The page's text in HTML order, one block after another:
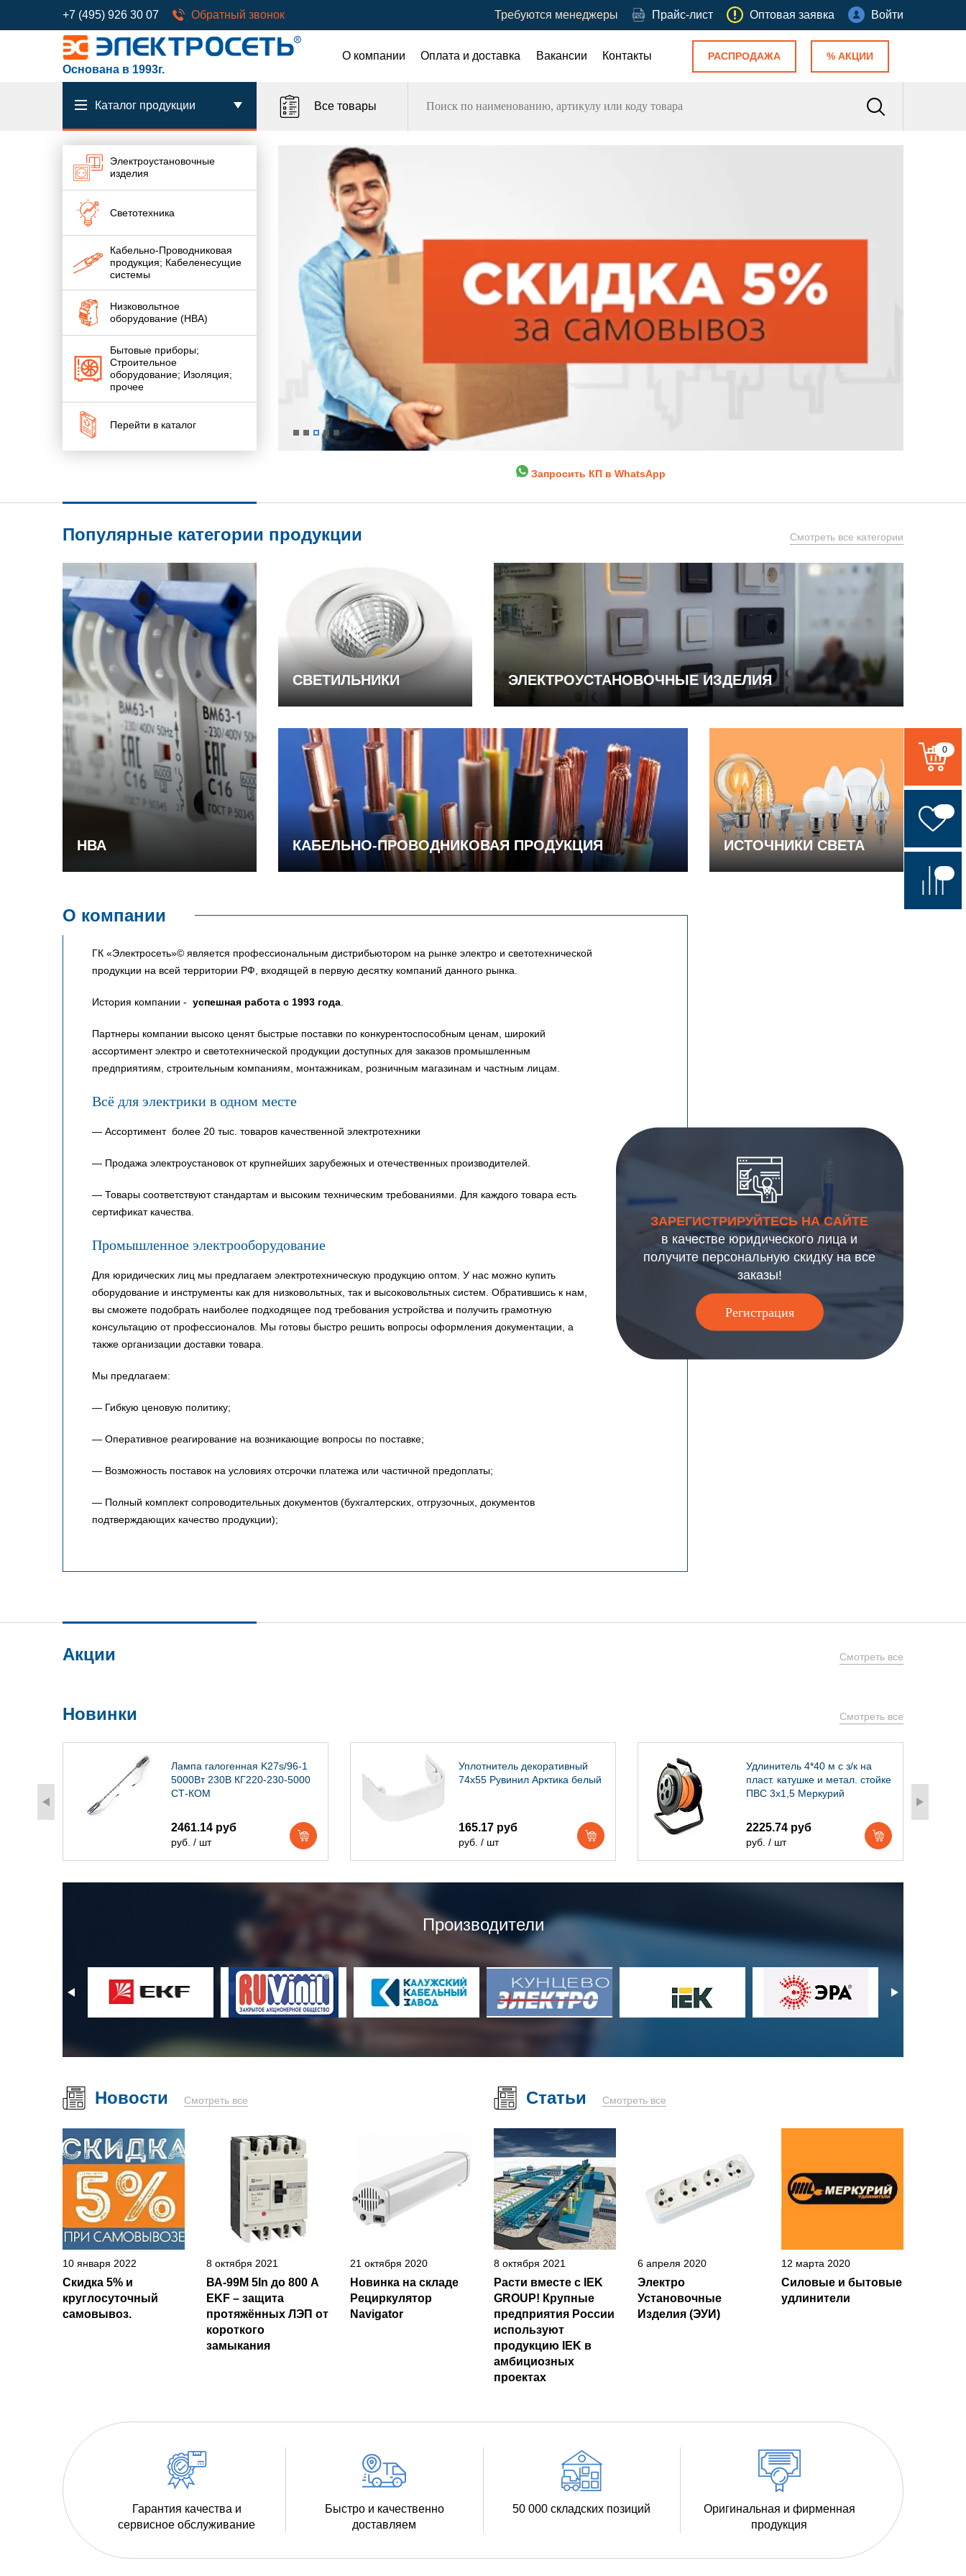
+7 (495) 926 30 07 Обратный звонок Требуются менеджеры Прайс-лист Оптовая заявка Войти
Основана в 1993г.
О компании Оплата и доставка Вакансии Контакты РАСПРОДАЖА % АКЦИИ
Каталог продукции Все товары
Электроустановочные
изделия
Светотехника
Кабельно-Проводниковая
продукция; Кабеленесущие
системы
Низковольтное
оборудование (НВА)
Бытовые приборы;
Строительное
оборудование; Изоляция;
прочее
Перейти в каталог
Запросить КП в WhatsApp
Популярные категории продукции Смотреть все категории
НВА
СВЕТИЛЬНИКИ ЭЛЕКТРОУСТАНОВОЧНЫЕ ИЗДЕЛИЯ
КАБЕЛЬНО-ПРОВОДНИКОВАЯ ПРОДУКЦИЯ ИСТОЧНИКИ СВЕТА
О компании
ГК «Электросеть»© является профессиональным дистрибьютором на рынке электро и светотехнической
продукции на всей территории РФ, входящей в первую десятку компаний данного рынка.
История компании - успешная работа с 1993 года
Партнеры компании высоко ценят быстрые поставки по конкурентоспособным ценам, широкий
ассортимент электро и светотехнической продукции доступных для заказов промышленным
предприятиям, строительным компаниям, монтажникам, розничным магазинам и частным лицам.
Всё для электрики в одном месте
— Ассортимент более 20 тыс. товаров качественной электротехники
— Продажа электроустановок от крупнейших зарубежных и отечественных производителей.
— Товары соответствуют стандартам и высоким техническим требованиями. Для каждого товара есть
сертификат качества.
Промышленное электрооборудование
Для юридических лиц мы предлагаем электротехническую продукцию оптом. У нас можно купить
оборудование и инструменты как для низковольтных, так и высоковольтных систем. Обратившись к нам,
вы сможете подобрать наиболее подходящее под требования устройства и получить грамотную
консультацию от профессионалов. Мы готовы быстро решить вопросы оформления документации, а
также организации доставки товара.
Мы предлагаем:
— Гибкую ценовую политику;
— Оперативное реагирование на возникающие вопросы по поставке;
— Возможность поставок на условиях отсрочки платежа или частичной предоплаты;
— Полный комплект сопроводительных документов (бухгалтерских, отгрузочных, документов
подтверждающих качество продукции);
ЗАРЕГИСТРИРУЙТЕСЬ НА САЙТЕ
в качестве юридического лица и
получите персональную скидку на все
заказы!
Регистрация
Акции Смотреть все
Новинки Смотреть все
Лампа галогенная K27s/96-1
5000Вт 230В КГ220-230-5000
СТ-КОМ
2461.14 руб
руб. / шт
Уплотнитель декоративный
74х55 Рувинил Арктика белый
165.17 руб
руб. / шт
Удлинитель 4*40 м с з/к на
пласт. катушке и метал. стойке
ПВС 3х1,5 Меркурий
2225.74 руб
руб. / шт
Производители
Новости Смотреть все
10 января 2022
Скидка 5% и
круглосуточный
самовывоз.
8 октября 2021
ВА-99М 5In до 800 А
EKF – защита
протяжённых ЛЭП от
короткого
замыкания
21 октября 2020
Новинка на складе
Рециркулятор
Navigator
Статьи Смотреть все
8 октября 2021
Расти вместе с IEK
GROUP! Крупные
предприятия России
используют
продукцию IEK в
амбициозных
проектах
6 апреля 2020
Электро
Установочные
Изделия (ЭУИ)
12 марта 2020
Силовые и бытовые
удлинители
Гарантия качества и
сервисное обслуживание
Быстро и качественно
доставляем
50 000 складских позиций
Оригинальная и фирменная
продукция
0